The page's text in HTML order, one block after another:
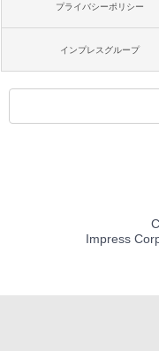
プライバシーポリシー
インプレスグループ
Impress